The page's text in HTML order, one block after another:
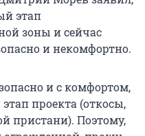
этап
зоны и сейчас
и некомфортно.
и с комфортом,
проекта (откосы,
пристани). Поэтому,